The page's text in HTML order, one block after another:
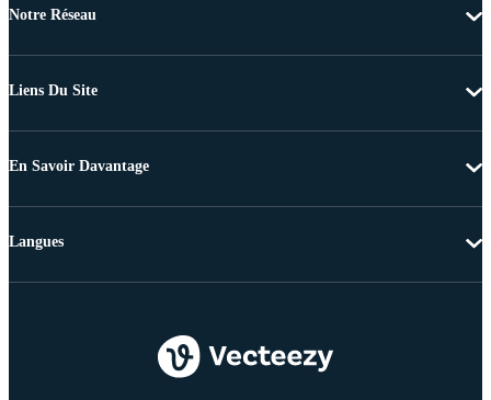
Notre Réseau
Liens Du Site
En Savoir Davantage
Langues